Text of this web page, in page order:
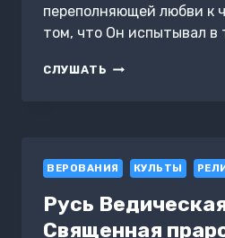
переполняющей любви к
том, что Он испытывал в
СЛУШАТЬ
ВЕРОВАНИЯ КУЛЬТЫ
Русь
Священная